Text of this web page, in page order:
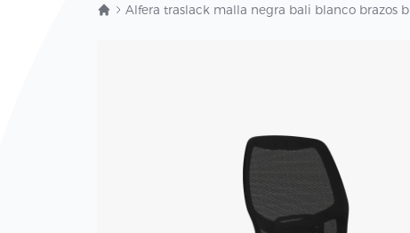
Alfera traslack malla negra bali blanco brazos